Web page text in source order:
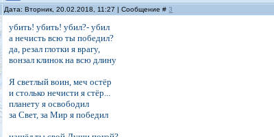
Дата: Вторник, 20.02.2018, 11:27 | Сообщение #3
убить! убить! убил?- убил
а нечисть всю ты победил?
да, резал глотки я врагу,
вонзал клинок на всю длину
Я светлый воин, меч остёр
и столько нечисти я стёр...
планету я освободил
за Свет, за Мир я победил